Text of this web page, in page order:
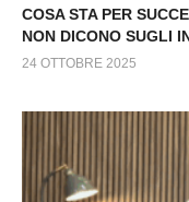
COSA STA PER
NON DICONO SUGLI
24 OTTOBRE 2025